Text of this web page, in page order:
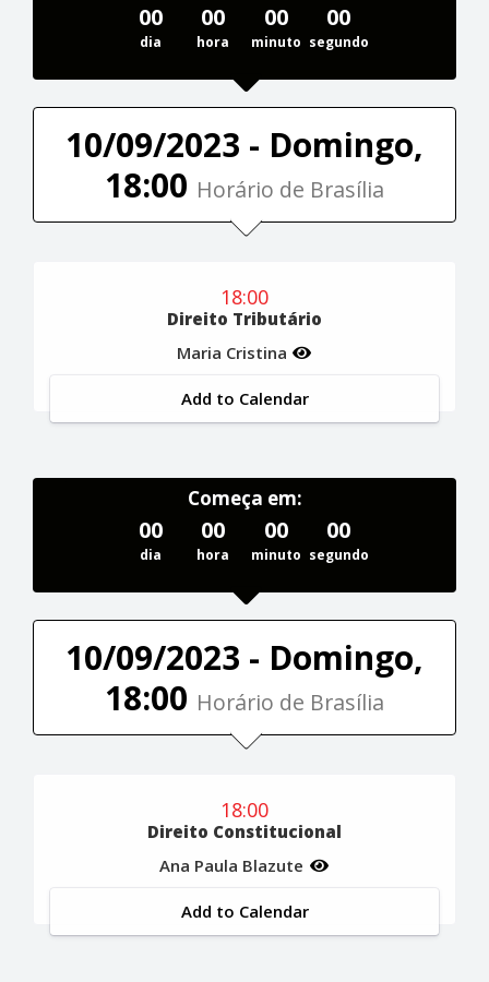
00
dia
00
hora
00
minuto
00
segundo
10/09/2023 - Domingo,
18:00 Horário de Brasília
18:00
Direito Tributário
Maria Cristina
Add to Calendar
Começa em:
00
dia
00
hora
00
minuto
00
segundo
10/09/2023 - Domingo,
18:00 Horário de Brasília
18:00
Direito Constitucional
Ana Paula Blazute
Add to Calendar